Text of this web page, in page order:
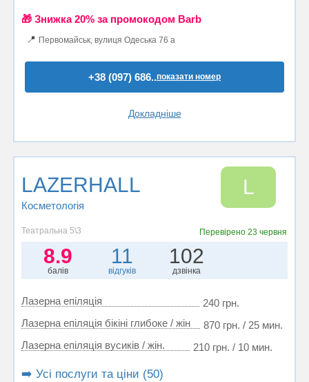
🎁 Знижка 20% за промокодом Barb
📍 Первомайськ, вулиця Одеська 76 а
+38 (097) 686..показати номер
Докладніше
LAZERHALL
Косметологія
L
Театральна 5\3 Перевірено23 червня
8.9
балів
11
відгуків
102
дзвінка
Лазерна епіляція
240 грн.
Лазерна епіляція бікіні глибоке / жін
870 грн. / 25 мин.
Лазерна епіляція вусиків / жін.
210 грн. / 10 мин.
➡️ Усі послуги та ціни (50)